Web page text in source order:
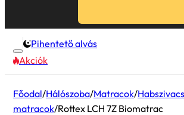
Pihentető alvás
Akciók
Főodal/Hálószoba/Matracok/Habszivacs
matracok/Rottex LCH 7Z Biomatrac